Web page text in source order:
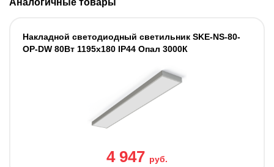
Аналогичные товары
Накладной светодиодный светильник SKE-NS-80-
OP-DW 80Вт 1195x180 IP44 Опал 3000К
4 947 руб.